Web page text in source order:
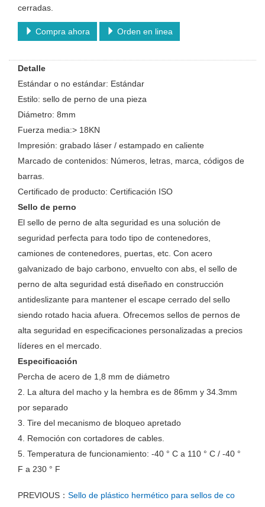
cerradas.
Compra ahora Orden en linea
Detalle
Estándar o no estándar: Estándar
Estilo: sello de perno de una pieza
Diámetro: 8mm
Fuerza media:> 18KN
Impresión: grabado láser / estampado en caliente
Marcado de contenidos: Números, letras, marca, códigos de
barras.
Certificado de producto: Certificación ISO
Sello de perno
El sello de perno de alta seguridad es una solución de
seguridad perfecta para todo tipo de contenedores,
camiones de contenedores, puertas, etc. Con acero
galvanizado de bajo carbono, envuelto con abs, el sello de
perno de alta seguridad está diseñado en construcción
antideslizante para mantener el escape cerrado del sello
siendo rotado hacia afuera. Ofrecemos sellos de pernos de
alta seguridad en especificaciones personalizadas a precios
líderes en el mercado.
Especificación
Percha de acero de 1,8 mm de diámetro
2. La altura del macho y la hembra es de 86mm y 34.3mm
por separado
3. Tire del mecanismo de bloqueo apretado
4. Remoción con cortadores de cables.
5. Temperatura de funcionamiento: -40 ° C a 110 ° C / -40 °
F a 230 ° F
PREVIOUS： Sello de plástico hermético para sellos de co